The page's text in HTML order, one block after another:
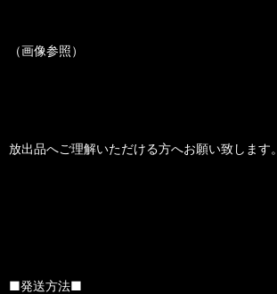
（画像参照）
放出品へご理解いただける方へお願い致します。
■発送方法■